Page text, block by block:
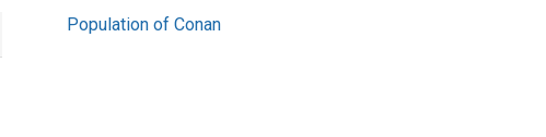
Population of Conan